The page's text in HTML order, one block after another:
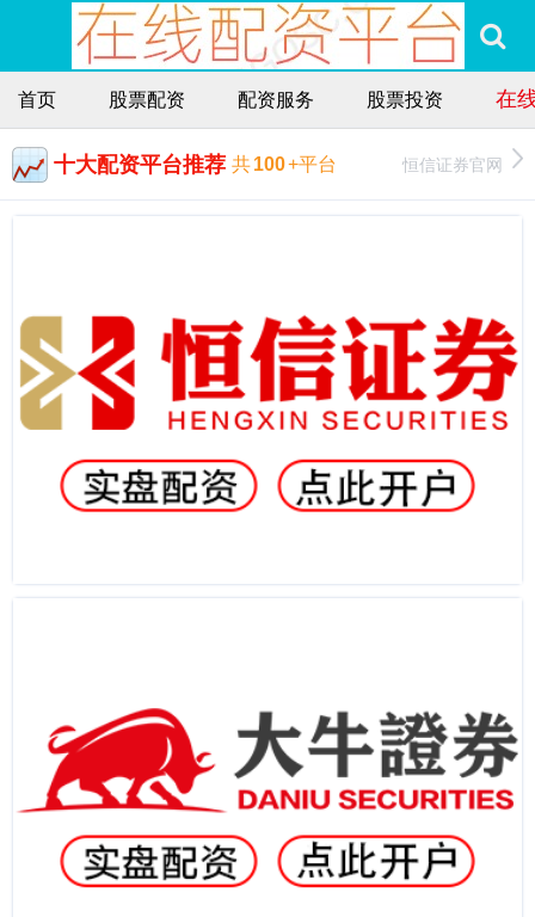
首页 股票配资 配资服务 股票投资 在
十大配资平台推荐 共100+平台 恒信证券官网